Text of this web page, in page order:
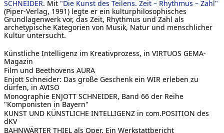
SCHNEIDER. Mit "Die Kunst des Teilens. Zeit – Rhythmus – Zahl"
(Piper-Verlag, 1991) legte er ein kulturphilosophisches
Grundlagenwerk vor, das Zeit, Rhythmus und Zahl als
archetypische Kategorien von Musik, Natur und menschlicher
Kultur untersucht.
Künstliche Intelligenz im Kreativprozess, in VIRTUOS GEMA-
Magazin
Film und Beethovens AURA
Enjott Schneider: Das große Geschenk ein WIR erleben zu
dürfen, in AVISO
Monographie ENJOTT SCHNEIDER, Band 66 der Reihe
"Komponisten in Bayern"
KUNST UND KÜNSTLICHE INTELLIGENZ in com.POSITION des
dKV
BAHNWÄRTER THIEL als Oper. Ein Werkstattbericht